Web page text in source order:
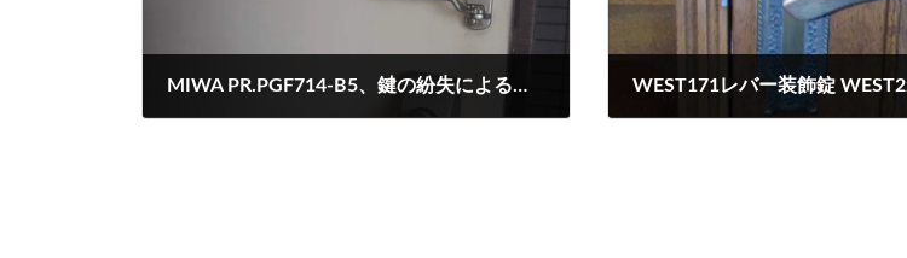
MIWA PR.PGF714-B5、鍵の紛失による玄関解錠